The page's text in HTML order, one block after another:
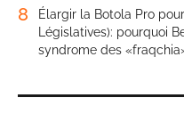
8
Élargir la Botola Pro
Législatives): pourquoi
syndrome des